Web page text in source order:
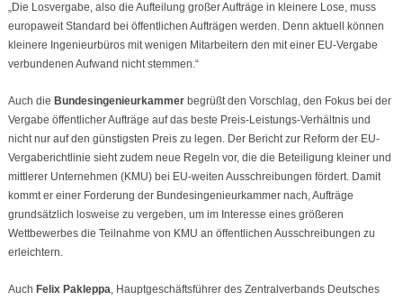
„Die Losvergabe, also die Aufteilung großer Aufträge in kleinere Lose, muss
europaweit Standard bei öffentlichen Aufträgen werden. Denn aktuell können
kleinere Ingenieurbüros mit wenigen Mitarbeitern den mit einer EU-Vergabe
verbundenen Aufwand nicht stemmen.“
Auch die Bundesingenieurkammer begrüßt den Vorschlag, den Fokus bei der
Vergabe öffentlicher Aufträge auf das beste Preis-Leistungs-Verhältnis und
nicht nur auf den günstigsten Preis zu legen. Der Bericht zur Reform der EU-
Vergaberichtlinie sieht zudem neue Regeln vor, die die Beteiligung kleiner und
mittlerer Unternehmen (KMU) bei EU-weiten Ausschreibungen fördert. Damit
kommt er einer Forderung der Bundesingenieurkammer nach, Aufträge
grundsätzlich losweise zu vergeben, um im Interesse eines größeren
Wettbewerbes die Teilnahme von KMU an öffentlichen Ausschreibungen zu
erleichtern.
Auch Felix Pakleppa, Hauptgeschäftsführer des Zentralverbands Deutsches